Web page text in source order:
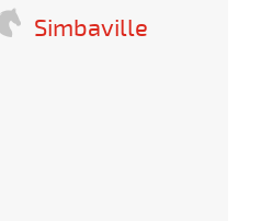
Simbaville